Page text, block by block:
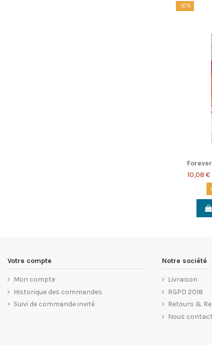
-10%
10,08 €
Votre compte
Mon compte
Historique des commandes
Suivi de commande invité
Notre société
Livraison
RGPD 2018
Retours &
Nous